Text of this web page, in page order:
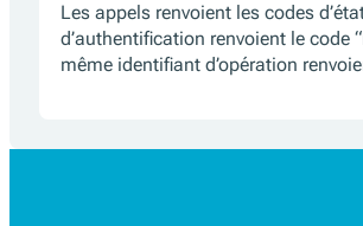
Les appels renvoient les codes
d’authentification renvoient le code
même identifiant d’opération